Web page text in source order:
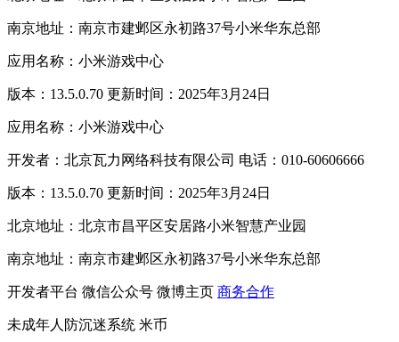
南京地址：南京市建邺区永初路37号小米华东总部
应用名称：小米游戏中心
版本：13.5.0.70 更新时间：2025年3月24日
应用名称：小米游戏中心
开发者：北京瓦力网络科技有限公司 电话：010-60606666
版本：13.5.0.70 更新时间：2025年3月24日
北京地址：北京市昌平区安居路小米智慧产业园
南京地址：南京市建邺区永初路37号小米华东总部
开发者平台 微信公众号 微博主页 商务合作
未成年人防沉迷系统 米币